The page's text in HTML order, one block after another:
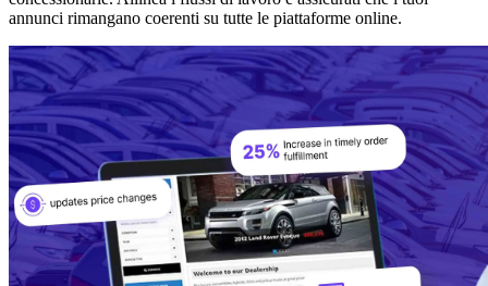
annunci rimangano coerenti su tutte le piattaforme online.